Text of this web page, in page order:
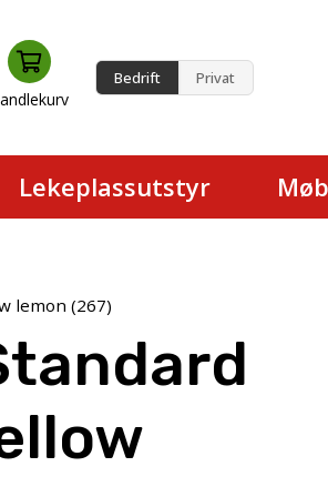
Bedrift Privat
Lekeplassutstyr
lemon (267)